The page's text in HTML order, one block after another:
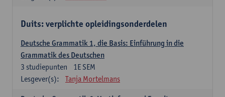
Duits: verplichte opleidingsonderdelen
Deutsche Grammatik 1, die Basis: Einführung in die
Grammatik des Deutschen
1E SEM
3 studiepunten
Lesgever(s):
Tanja Mortelmans